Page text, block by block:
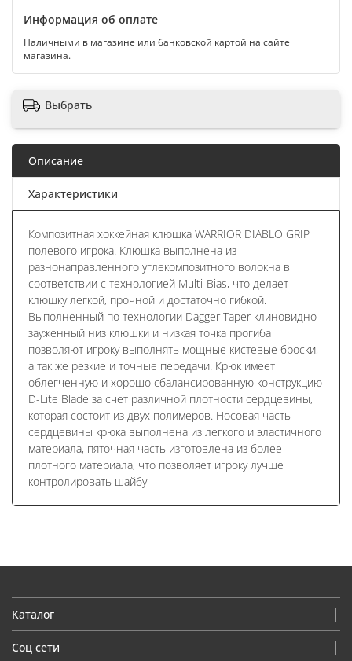
Информация об оплате
Наличными в магазине или банковской картой на сайте
магазина.
Выбрать
Описание
Характеристики
Композитная хоккейная клюшка WARRIOR DIABLO GRIP
полевого игрока. Клюшка выполнена из
разнонаправленного углекомпозитного волокна в
соответствии с технологией Multi-Bias, что делает
клюшку легкой, прочной и достаточно гибкой.
Выполненный по технологии Dagger Taper клиновидно
зауженный низ клюшки и низкая точка прогиба
позволяют игроку выполнять мощные кистевые броски,
а так же резкие и точные передачи. Крюк имеет
облегченную и хорошо сбалансированную конструкцию
D-Lite Blade за счет различной плотности сердцевины,
которая состоит из двух полимеров. Носовая часть
сердцевины крюка выполнена из легкого и эластичного
материала, пяточная часть изготовлена из более
плотного материала, что позволяет игроку лучше
контролировать шайбу
Каталог
Соц сети